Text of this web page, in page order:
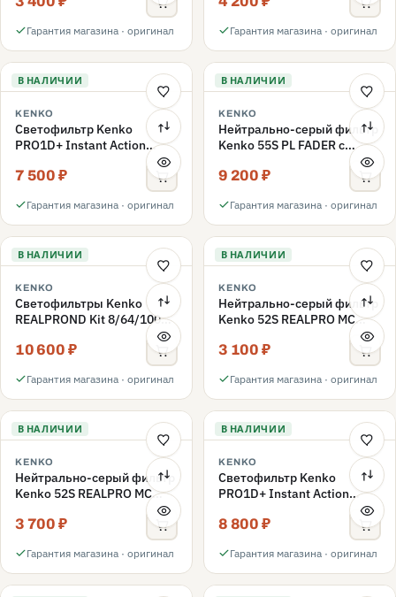
Гарантия магазина · оригинал Гарантия магазина · оригинал
В НАЛИЧИИ
KENKO
Светофильтр Kenko
PRO1D+ Instant Action
Variable NDX3-450+C-PLS
переменной плотности
7 500 ₽
Гарантия магазина · оригинал
В НАЛИЧИИ
KENKO
Нейтрально-серый фильтр
Kenko 55S PL FADER с
переменной плотностью
ND3-ND400 55mm
9 200 ₽
Гарантия магазина · оригинал
В НАЛИЧИИ
KENKO
Светофильтры Kenko
REALPROND Kit 8/64/1000
10 600 ₽
Гарантия магазина · оригинал
В НАЛИЧИИ
KENKO
Нейтрально-серый фильтр
Kenko 52S REALPRO MC
3 100 ₽
Гарантия магазина · оригинал
В НАЛИЧИИ
KENKO
Нейтрально-серый фильтр
Kenko 52S REALPRO MC
3 700 ₽
Гарантия магазина · оригинал
В НАЛИЧИИ
KENKO
Светофильтр Kenko
PRO1D+ Instant Action
Variable NDX3-450+C-PLS
переменной плотности
8 800 ₽
Гарантия магазина · оригинал